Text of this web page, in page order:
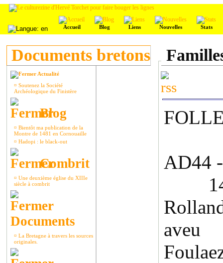
Accueil Blog Liens Nouvelles Stats
Documents bretons
Actualité
¤ Soutenez la Société
Archéologique du Finistère
Blog
¤ Bientôt ma publication de la
Montre de 1481 en Cornouaille
¤ Hadopi : le black-out
Combrit
¤ Une deuxième église du XIIIe
siècle à combrit
Documents
¤ La Bretagne à travers les sources
originales.
AD44